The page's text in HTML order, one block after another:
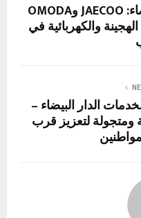
أوطو إكسبو 2025 بالدار البيضاء: JAECOO وOMODA
والكهربائية في
الدار البيضاء –
لتعزيز قرب